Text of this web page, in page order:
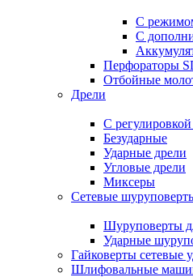
С
С
Перфораторы
Отбойные
Дрели
С
Безударные
Ударные дрели
Угловые дрели
Миксеры
Сетевые
Шуруповерты
Ударные
Гайковерты сетевые
Шлифовальные